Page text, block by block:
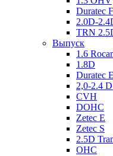
Duratec
2.0D-
TRN
Выпуск
1.6
1.8D
Duratec
2,0-2.4
CVH
DOHC
Zetec E
Zetec S
2.5D
OHC